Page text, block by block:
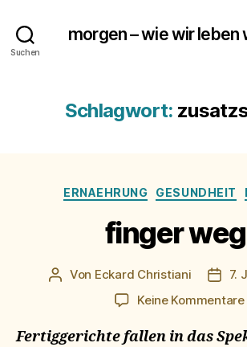
Suchen
morgen – wie wir leben
Schlagwort:
ERNAEHRUNG GESUNDHEIT
finger
Beitragsautor
Von Eckard Christiani
7.
Keine Kommentare
Fertiggerichte fallen in das